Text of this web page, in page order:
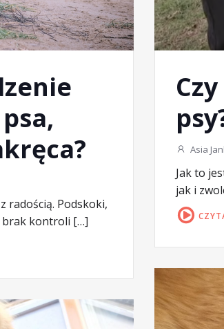
radością. Podskoki,
brak kontroli […]
Asia
Jak to
jak i